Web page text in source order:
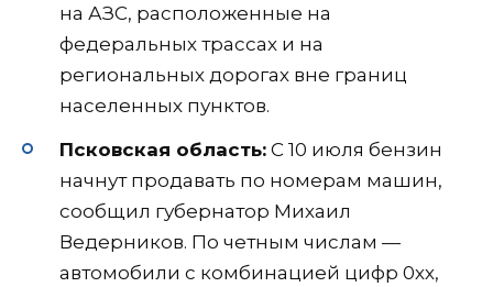
на АЗС, расположенные на
федеральных трассах и на
региональных дорогах вне границ
населенных пунктов.
Псковская область: С 10 июля бензин
начнут продавать по номерам машин,
сообщил губернатор Михаил
Ведерников. По четным числам —
автомобили с комбинацией цифр 0хх,